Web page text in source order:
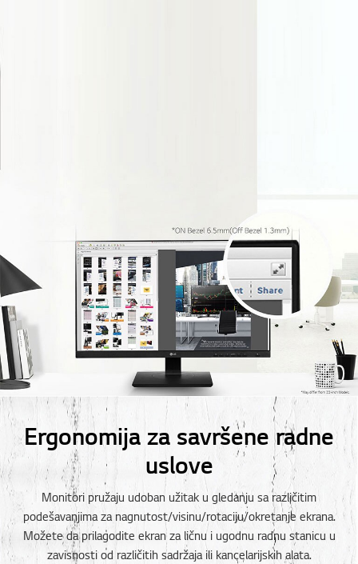
Ergonomija za savršene radne
uslove
Monitori pružaju udoban užitak u gledanju sa različitim
podešavanjima za nagnutost/visinu/rotaciju/okretanje ekrana.
Možete da prilagodite ekran za ličnu i ugodnu radnu stanicu u
zavisnosti od različitih sadržaja ili kancelarijskih alata.